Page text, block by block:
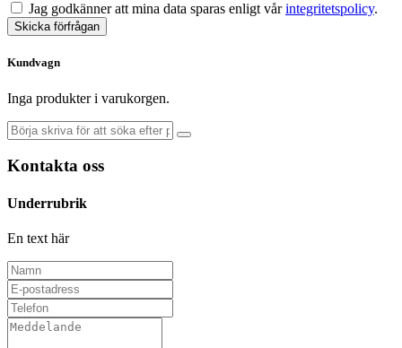
Jag godkänner att mina data sparas enligt vårintegritetspolicy.
Skicka förfrågan
Kundvagn
Inga produkter i varukorgen.
Kontakta oss
Underrubrik
En text här